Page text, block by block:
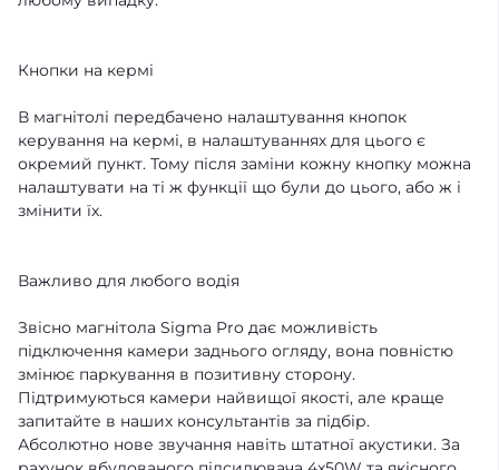
Кнопки на кермі
В магнітолі передбачено налаштування кнопок
керування на кермі, в налаштуваннях для цього є
окремий пункт. Тому після заміни кожну кнопку можна
налаштувати на ті ж функції що були до цього, або ж і
змінити їх.
Важливо для любого водія
Звісно магнітола Sigma Pro дає можливість
підключення камери заднього огляду, вона повністю
змінює паркування в позитивну сторону.
Підтримуються камери найвищої якості, але краще
запитайте в наших консультантів за підбір.
Абсолютно нове звучання навіть штатної акустики. За